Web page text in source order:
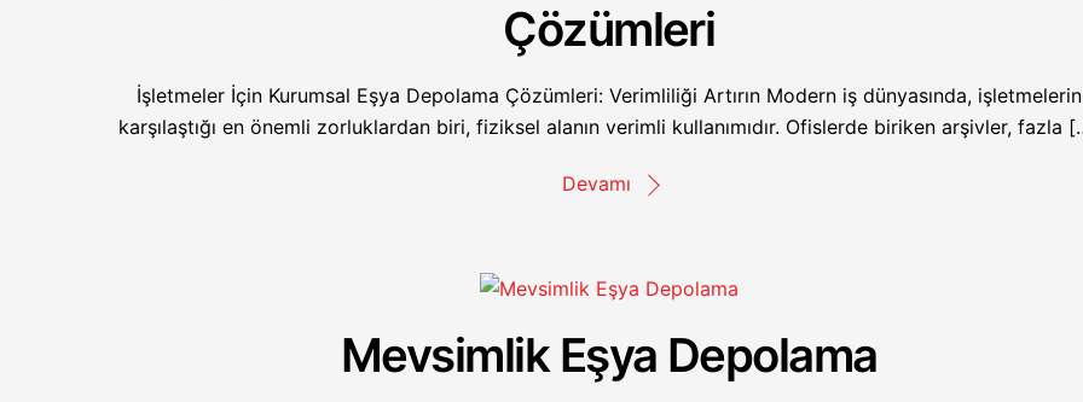
Çözümleri
İşletmeler İçin Kurumsal Eşya Depolama Çözümleri: Verimliliği Artırın Modern iş dünyasında, işletmelerin
karşılaştığı en önemli zorluklardan biri, fiziksel alanın verimli kullanımıdır. Ofislerde biriken arşivler, fazla
Devamı
Mevsimlik Eşya Depolama